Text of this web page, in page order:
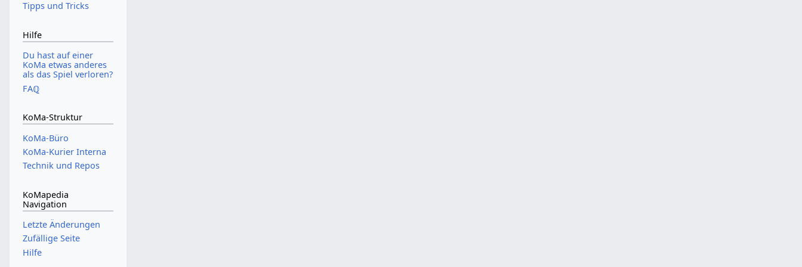
Tipps und Tricks
Hilfe
Du hast auf einer
KoMa etwas anderes
als das Spiel verloren?
FAℚ
KoMa-Struktur
KoMa-Büro
KoMa-Kurier Interna
Technik und Repos
KoMapedia
Navigation
Letzte Änderungen
Zufällige Seite
Hilfe